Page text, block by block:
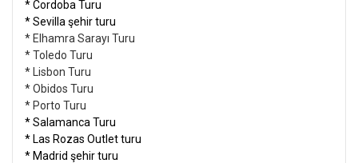
* Cordoba Turu
* Sevilla şehir turu
* Elhamra Sarayı Turu
* Toledo Turu
* Lisbon Turu
* Obidos Turu
* Porto Turu
* Salamanca Turu
* Las Rozas Outlet turu
* Madrid şehir turu